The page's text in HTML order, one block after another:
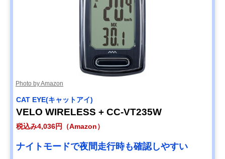
Photo by Amazon
CAT EYE(キャットアイ)
VELO WIRELESS + CC-VT235W
税込み4,036円（Amazon）
ナイトモードで夜間走行時も確認しやすい